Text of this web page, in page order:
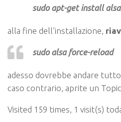
sudo apt-get install
alla fine dell’installazione,
sudo alsa force-reload
adesso dovrebbe andare
caso contrario, aprite un
Visited 159 times, 1 visit(s)